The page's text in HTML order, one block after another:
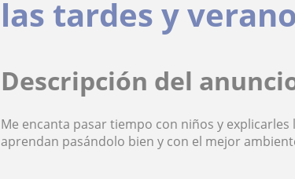
las tardes y verano
Descripción del
Me encanta pasar tiempo con niños y
aprendan pasándolo bien y con el mejor